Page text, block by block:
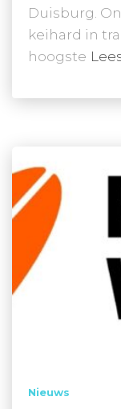
Duisburg.
keihard in
hoogste
Nieuws